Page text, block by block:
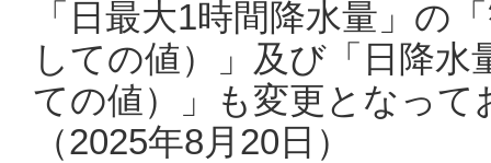
「日最大1時間降水量」の
しての値）」及び「日降
ての値）」も変更となっ
（2025年8月20日）